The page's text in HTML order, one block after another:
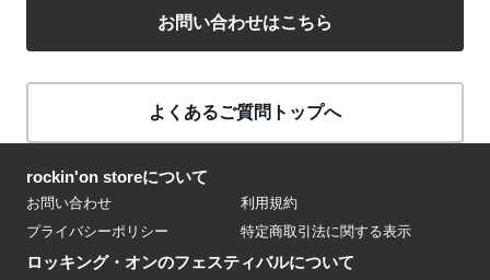
お問い合わせはこちら
よくあるご質問トップへ
rockin'on storeについて
お問い合わせ
利用規約
プライバシーポリシー
特定商取引法に関する表示
ロッキング・オンのフェスティバルについて